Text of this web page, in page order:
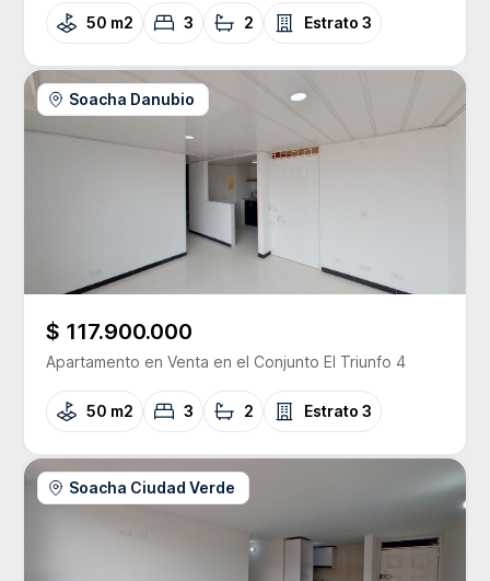
50 m2 3 2 Estrato 3
Soacha Danubio
$ 117.900.000
Apartamento en Venta en el Conjunto El Triunfo 4
50 m2 3 2 Estrato 3
Soacha Ciudad Verde